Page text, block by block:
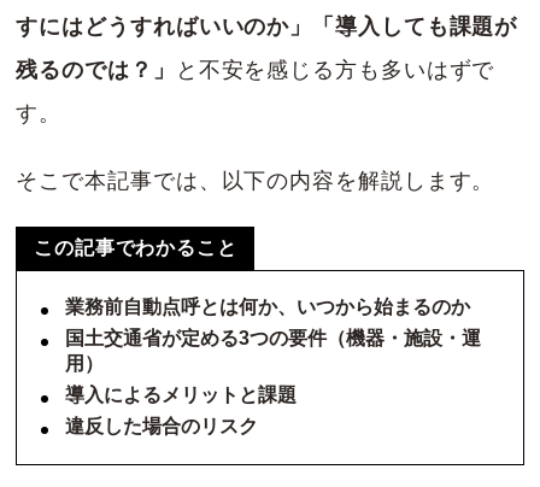
すにはどうすればいいのか」「導入しても課題が
残るのでは？」
と不安を感じる方も多いはずで
す。
そこで本記事では、以下の内容を解説します。
この記事でわかること
業務前自動点呼とは何か、いつから始まるのか
国土交通省が定める3つの要件（機器・施設・運
用）
導入によるメリットと課題
違反した場合のリスク